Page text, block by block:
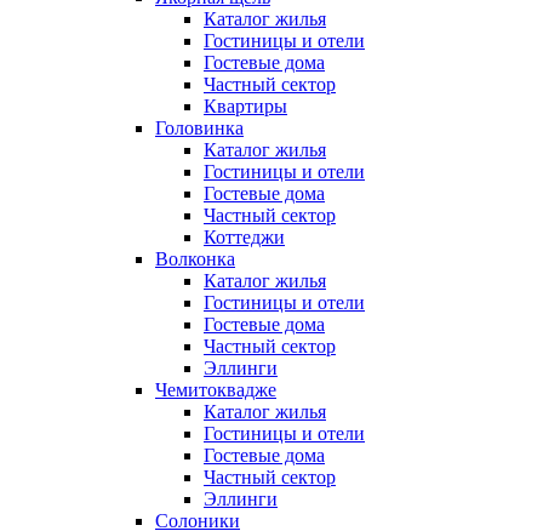
Каталог жилья
Гостиницы и отели
Гостевые дома
Частный сектор
Квартиры
Головинка
Каталог жилья
Гостиницы и отели
Гостевые дома
Частный сектор
Коттеджи
Волконка
Каталог жилья
Гостиницы и отели
Гостевые дома
Частный сектор
Эллинги
Чемитоквадже
Каталог жилья
Гостиницы и отели
Гостевые дома
Частный сектор
Эллинги
Солоники